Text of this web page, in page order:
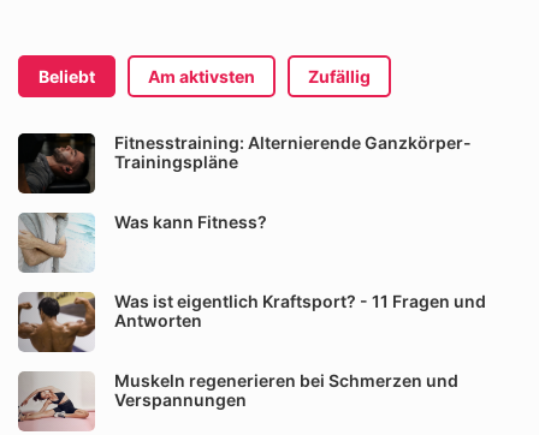
Beliebt Am aktivsten Zufällig
Fitnesstraining: Alternierende Ganzkörper-
Trainingspläne
Was kann Fitness?
Was ist eigentlich Kraftsport? - 11 Fragen und
Antworten
Muskeln regenerieren bei Schmerzen und
Verspannungen